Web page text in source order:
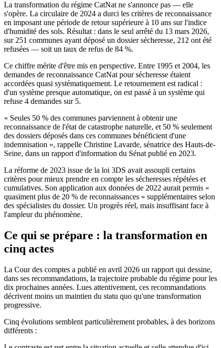
La transformation du régime CatNat ne s'annonce pas — elle
s'opère. La circulaire de 2024 a durci les critères de reconnaissance
en imposant une période de retour supérieure à 10 ans sur l'indice
d'humidité des sols. Résultat : dans le seul arrêté du 13 mars 2026,
sur 251 communes ayant déposé un dossier sécheresse, 212 ont été
refusées — soit un taux de refus de 84 %.
Ce chiffre mérite d'être mis en perspective. Entre 1995 et 2004, les
demandes de reconnaissance CatNat pour sécheresse étaient
accordées quasi systématiquement. Le retournement est radical :
d'un système presque automatique, on est passé à un système qui
refuse 4 demandes sur 5.
« Seules 50 % des communes parviennent à obtenir une
reconnaissance de l'état de catastrophe naturelle, et 50 % seulement
des dossiers déposés dans ces communes bénéficient d'une
indemnisation », rappelle Christine Lavarde, sénatrice des Hauts-de-
Seine, dans un rapport d'information du Sénat publié en 2023.
La réforme de 2023 issue de la loi 3DS avait assoupli certains
critères pour mieux prendre en compte les sécheresses répétées et
cumulatives. Son application aux données de 2022 aurait permis «
quasiment plus de 20 % de reconnaissances » supplémentaires selon
des spécialistes du dossier. Un progrès réel, mais insuffisant face à
l'ampleur du phénomène.
Ce qui se prépare : la transformation en
cinq actes
La Cour des comptes a publié en avril 2026 un rapport qui dessine,
dans ses recommandations, la trajectoire probable du régime pour les
dix prochaines années. Lues attentivement, ces recommandations
décrivent moins un maintien du statu quo qu'une transformation
progressive.
Cinq évolutions semblent particulièrement probables, à des horizons
différents :